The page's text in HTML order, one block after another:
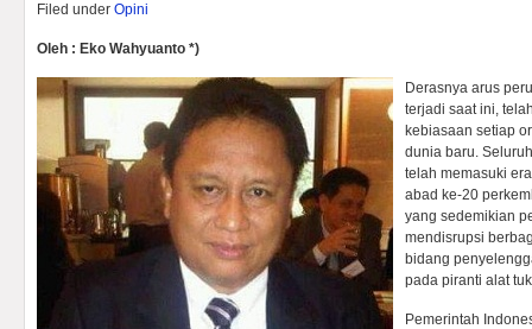
Filed under Opini
Oleh : Eko Wahyuanto *)
Derasnya arus
terjadi saat ini,
kebiasaan setiap
dunia baru.
telah memasuki
abad ke-20
yang sedemikian
mendisrupsi
bidang
pada piranti alat
Pemerintah